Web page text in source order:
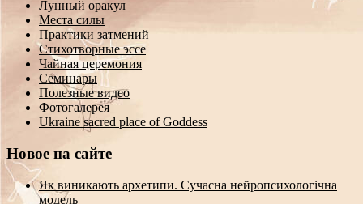
Лунный оракул
Места силы
Практики затмений
Стихотворные эссе
Чайная церемония
Семинары
Полезные видео
Фотогалерея
Ukraine sacred place of Goddess
Новое на сайте
Як виникають архетипи. Сучасна нейропсихологічна
модель